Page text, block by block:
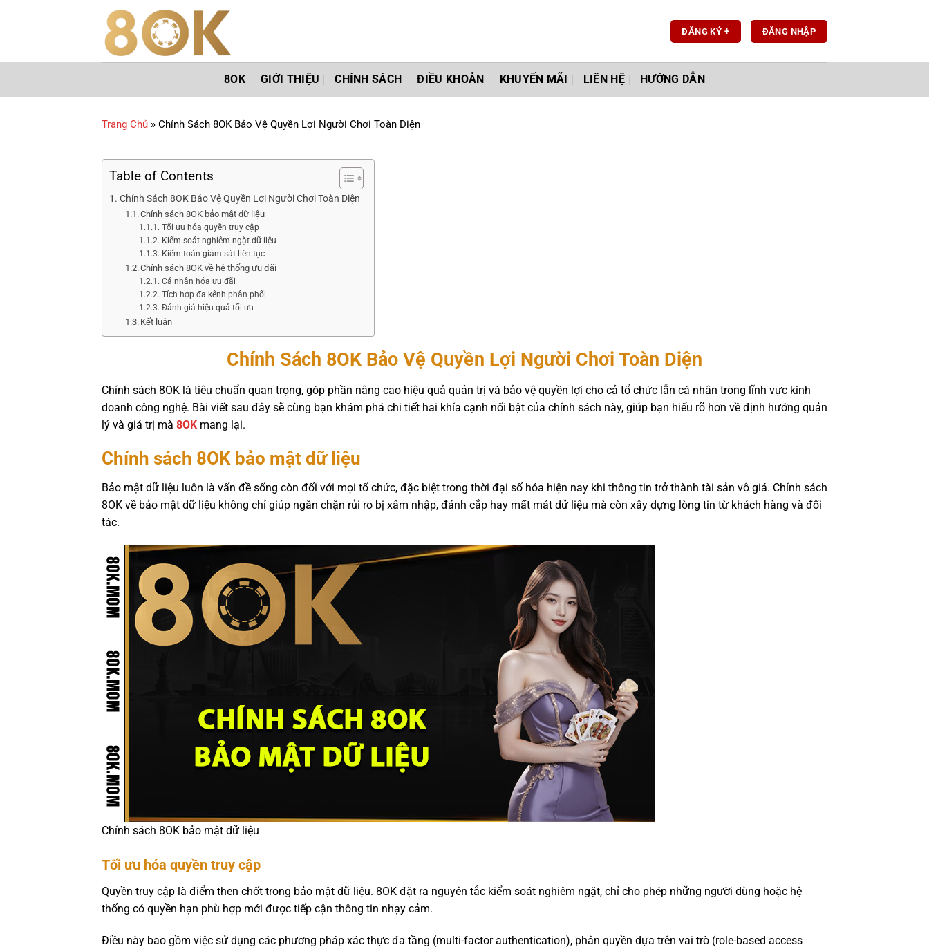
dung
ĐĂNG KÝ + ĐĂNG NHẬP
8OK GIỚI THIỆU CHÍNH SÁCH ĐIỀU KHOẢN KHUYẾN MÃI LIÊN HỆ HƯỚNG DẪN
Trang Chủ » Chính Sách 8OK Bảo Vệ Quyền Lợi Người Chơi Toàn Diện
Table of Contents
Chính Sách 8OK Bảo Vệ Quyền Lợi Người Chơi Toàn Diện
Chính sách 8OK bảo mật dữ liệu
Tối ưu hóa quyền truy cập
Kiểm soát nghiêm ngặt dữ liệu
Kiểm toán giám sát liên tục
Chính sách 8OK về hệ thống ưu đãi
Cá nhân hóa ưu đãi
Tích hợp đa kênh phân phối
Đánh giá hiệu quả tối ưu
Kết luận
Chính Sách 8OK Bảo Vệ Quyền Lợi Người Chơi Toàn Diện
Chính sách 8OK là tiêu chuẩn quan trọng, góp phần nâng cao hiệu quả quản trị và bảo vệ quyền lợi cho cả tổ chức lẫn cá nhân trong lĩnh vực kinh
doanh công nghệ. Bài viết sau đây sẽ cùng bạn khám phá chi tiết hai khía cạnh nổi bật của chính sách này, giúp bạn hiểu rõ hơn về định hướng quản
lý và giá trị mà 8OK mang lại.
Chính sách 8OK bảo mật dữ liệu
Bảo mật dữ liệu luôn là vấn đề sống còn đối với mọi tổ chức, đặc biệt trong thời đại số hóa hiện nay khi thông tin trở thành tài sản vô giá. Chính sách
8OK về bảo mật dữ liệu không chỉ giúp ngăn chặn rủi ro bị xâm nhập, đánh cắp hay mất mát dữ liệu mà còn xây dựng lòng tin từ khách hàng và đối
tác.
Chính sách 8OK bảo mật dữ liệu
Tối ưu hóa quyền truy cập
Quyền truy cập là điểm then chốt trong bảo mật dữ liệu. 8OK đặt ra nguyên tắc kiểm soát nghiêm ngặt, chỉ cho phép những người dùng hoặc hệ
thống có quyền hạn phù hợp mới được tiếp cận thông tin nhạy cảm.
Điều này bao gồm việc sử dụng các phương pháp xác thực đa tầng (multi-factor authentication), phân quyền dựa trên vai trò (role-based access